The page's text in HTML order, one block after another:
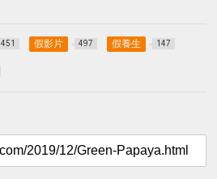
451 假影片 497 假養生 147